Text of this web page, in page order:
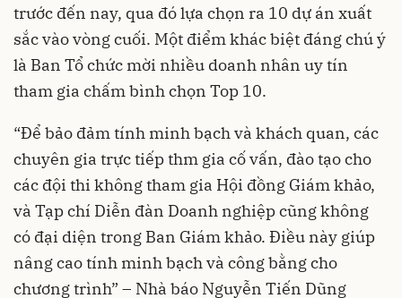
trước đến nay, qua đó lựa chọn ra 10 dự án xuất
sắc vào vòng cuối. Một điểm khác biệt đáng chú ý
là Ban Tổ chức mời nhiều doanh nhân uy tín
tham gia chấm bình chọn Top 10.
“Để bảo đảm tính minh bạch và khách quan, các
chuyên gia trực tiếp thm gia cố vấn, đào tạo cho
các đội thi không tham gia Hội đồng Giám khảo,
và Tạp chí Diễn đàn Doanh nghiệp cũng không
có đại diện trong Ban Giám khảo. Điều này giúp
nâng cao tính minh bạch và công bằng cho
chương trình” – Nhà báo Nguyễn Tiến Dũng